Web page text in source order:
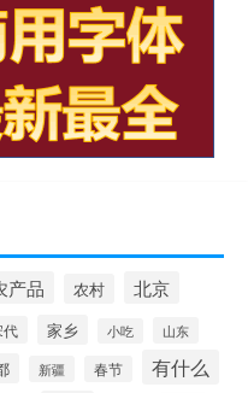
产品 农村 北京
代 家乡 小吃 山东
新疆 春节 有什么